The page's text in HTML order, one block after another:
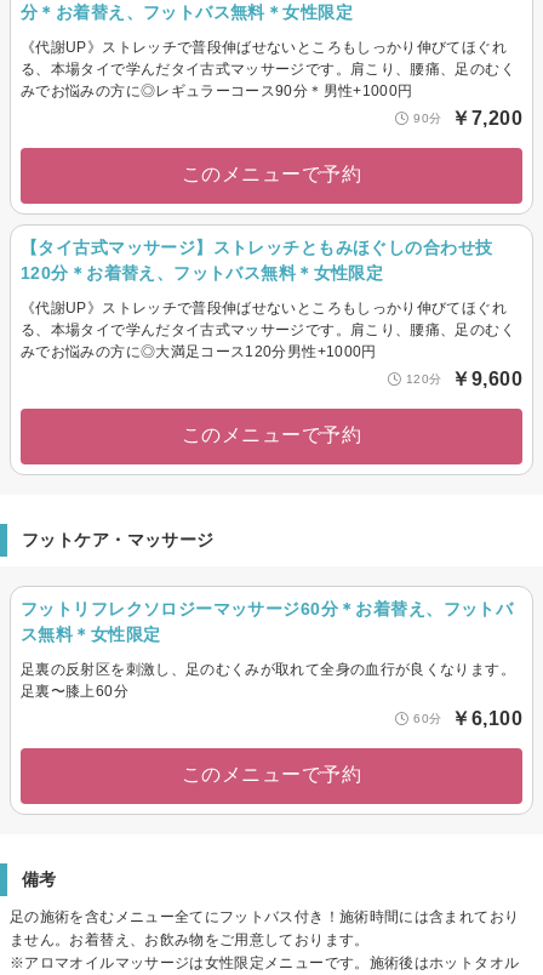
分＊お着替え、フットバス無料＊女性限定
《代謝UP》ストレッチで普段伸ばせないところもしっかり伸びてほぐれ
る、本場タイで学んだタイ古式マッサージです。肩こり、腰痛、足のむく
みでお悩みの方に◎レギュラーコース90分＊男性+1000円
90分 ￥7,200
このメニューで予約
【タイ古式マッサージ】ストレッチともみほぐしの合わせ技
120分＊お着替え、フットバス無料＊女性限定
《代謝UP》ストレッチで普段伸ばせないところもしっかり伸びてほぐれ
る、本場タイで学んだタイ古式マッサージです。肩こり、腰痛、足のむく
みでお悩みの方に◎大満足コース120分男性+1000円
120分 ￥9,600
このメニューで予約
フットケア・マッサージ
フットリフレクソロジーマッサージ60分＊お着替え、フットバ
ス無料＊女性限定
足裏の反射区を刺激し、足のむくみが取れて全身の血行が良くなります。
足裏〜膝上60分
60分 ￥6,100
このメニューで予約
備考
足の施術を含むメニュー全てにフットバス付き！施術時間には含まれており
ません。お着替え、お飲み物をご用意しております。
※アロマオイルマッサージは女性限定メニューです。施術後はホットタオル